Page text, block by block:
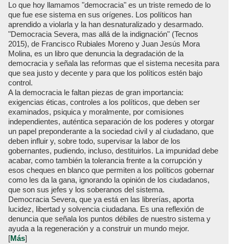
Lo que hoy llamamos "democracia" es un triste remedo de lo
que fue ese sistema en sus orígenes. Los políticos han
aprendido a violarla y la han desnaturalizado y desarmado.
"Democracia Severa, mas allá de la indignación" (Tecnos
2015), de Francisco Rubiales Moreno y Juan Jesús Mora
Molina, es un libro que denuncia la degradación de la
democracia y señala las reformas que el sistema necesita para
que sea justo y decente y para que los políticos estén bajo
control.
A la democracia le faltan piezas de gran importancia:
exigencias éticas, controles a los políticos, que deben ser
examinados, psiquica y moralmente, por comisiones
independientes, auténtica separación de los poderes y otorgar
un papel preponderante a la sociedad civil y al ciudadano, que
deben influir y, sobre todo, supervisar la labor de los
gobernantes, pudiendo, incluso, destituirlos. La impunidad debe
acabar, como también la tolerancia frente a la corrupción y
esos cheques en blanco que permiten a los políticos gobernar
como les da la gana, ignorando la opinión de los ciudadanos,
que son sus jefes y los soberanos del sistema.
Democracia Severa, que ya está en las librerías, aporta
lucidez, libertad y solvencia ciudadana. Es una reflexión de
denuncia que señala los puntos débiles de nuestro sistema y
ayuda a la regeneración y a construir un mundo mejor.
[Más]